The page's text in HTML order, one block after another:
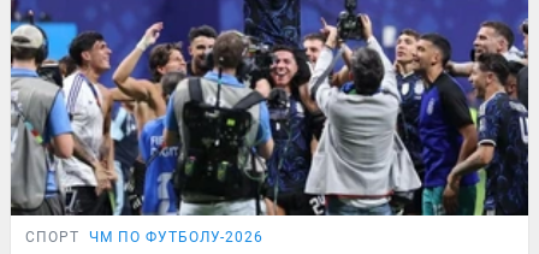
СПОРТ ЧМ ПО ФУТБОЛУ-2026